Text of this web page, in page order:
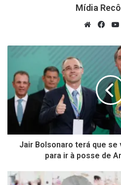
Mídia
Jair Bolsonaro terá que
para ir à posse de